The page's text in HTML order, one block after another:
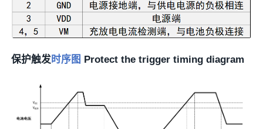
保护触发时序图 Protect the trigger timing diagram